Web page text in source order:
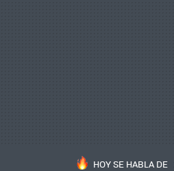
HOY SE HABLA DE